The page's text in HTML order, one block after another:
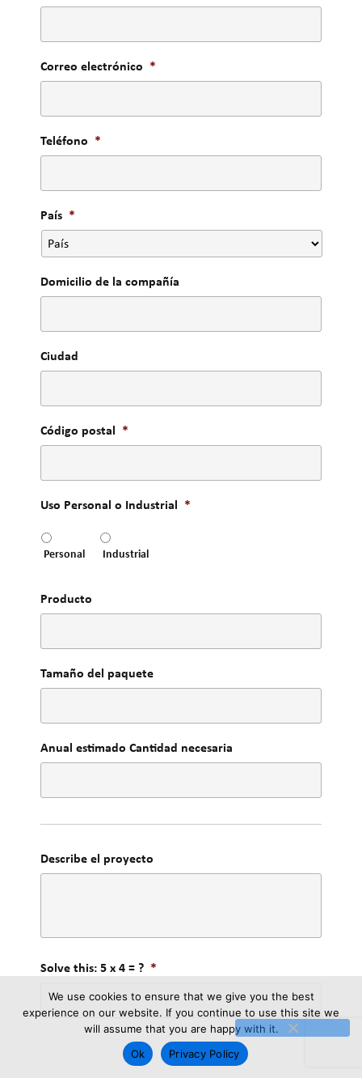
Correo electrónico *
Teléfono *
País *
Domicilio de la compañía
Ciudad
Código postal *
Uso Personal o Industrial *
Personal Industrial
Producto
Tamaño del paquete
Anual estimado Cantidad necesaria
Describe el proyecto
Solve this: 5 x 4 = ? *
We use cookies to ensure that we give you the best
experience on our website. If you continue to use this site we
will assume that you are happy with it.
Ok
Privacy Policy